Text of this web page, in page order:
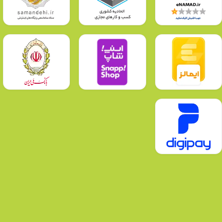
زاویه چرخش دسته فولادی
مشخصات پیچ ، واشر و دسته
درجه حفاظت در برابر عوامل محیطی
ضریب شارژنوری در 1000 ساعت
مناسب برای استفاده روی برجک هایی با ارتفاع